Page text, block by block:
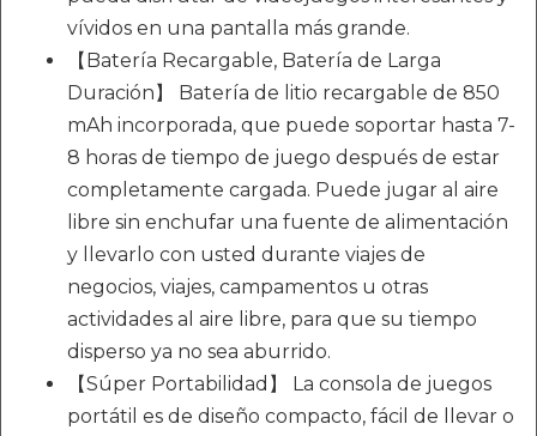
vívidos en una pantalla más grande.
【Batería Recargable, Batería de Larga
Duración】 Batería de litio recargable de 850
mAh incorporada, que puede soportar hasta 7-
8 horas de tiempo de juego después de estar
completamente cargada. Puede jugar al aire
libre sin enchufar una fuente de alimentación
y llevarlo con usted durante viajes de
negocios, viajes, campamentos u otras
actividades al aire libre, para que su tiempo
disperso ya no sea aburrido.
【Súper Portabilidad】 La consola de juegos
portátil es de diseño compacto, fácil de llevar o